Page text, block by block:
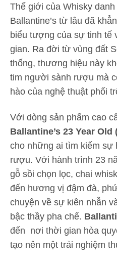
Thế giới của Whisky
Ballantine’s từ lâu đã
biểu tượng của sự tinh
gian. Ra đời từ vùng đất
thống, thương hiệu này
tim người sành rượu mà
hào của nghệ thuật phối
Với dòng sản phẩm cao
Ballantine’s 23 Year Old
cho những ai tìm kiếm sự
rượu. Với hành trình 23
gỗ sồi chọn lọc, chai
đến hương vị đậm đà,
chuyện về sự kiên nhẫn
bậc thầy pha chế.
đến nơi thời gian hòa
tạo nên một trải nghiệm